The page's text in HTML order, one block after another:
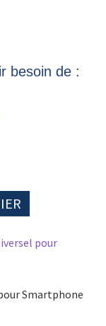
besoin de :
Smartphone